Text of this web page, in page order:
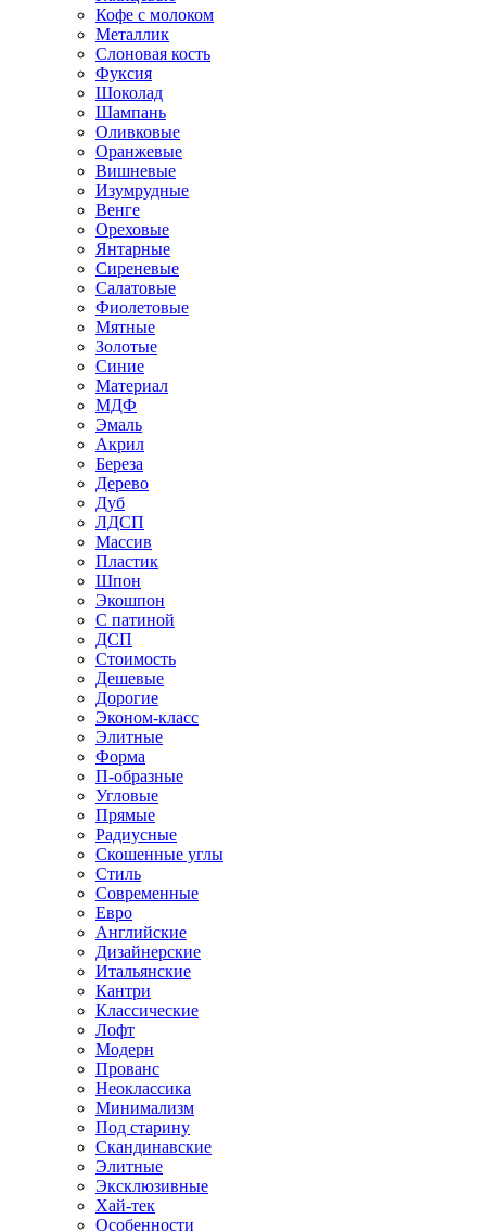
Кофе с молоком
Металлик
Слоновая кость
Фуксия
Шоколад
Шампань
Оливковые
Оранжевые
Вишневые
Изумрудные
Венге
Ореховые
Янтарные
Сиреневые
Салатовые
Фиолетовые
Мятные
Золотые
Синие
Материал
МДФ
Эмаль
Акрил
Береза
Дерево
Дуб
ЛДСП
Массив
Пластик
Шпон
Экошпон
С патиной
ДСП
Стоимость
Дешевые
Дорогие
Эконом-класс
Элитные
Форма
П-образные
Угловые
Прямые
Радиусные
Скошенные углы
Стиль
Современные
Евро
Английские
Дизайнерские
Итальянские
Кантри
Классические
Лофт
Модерн
Прованс
Неоклассика
Минимализм
Под старину
Скандинавские
Элитные
Эксклюзивные
Хай-тек
Особенности